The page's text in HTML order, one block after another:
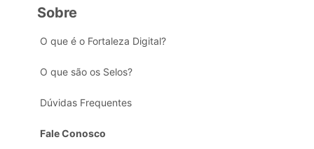
Sobre
O que é o Fortaleza Digital?
O que são os Selos?
Dúvidas Frequentes
Fale Conosco